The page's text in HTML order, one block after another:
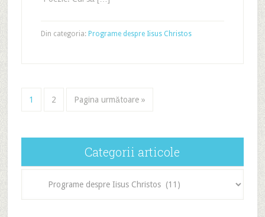
Din categoria: Programe despre Iisus Christos
1 2 Pagina următoare »
Categorii articole
articole